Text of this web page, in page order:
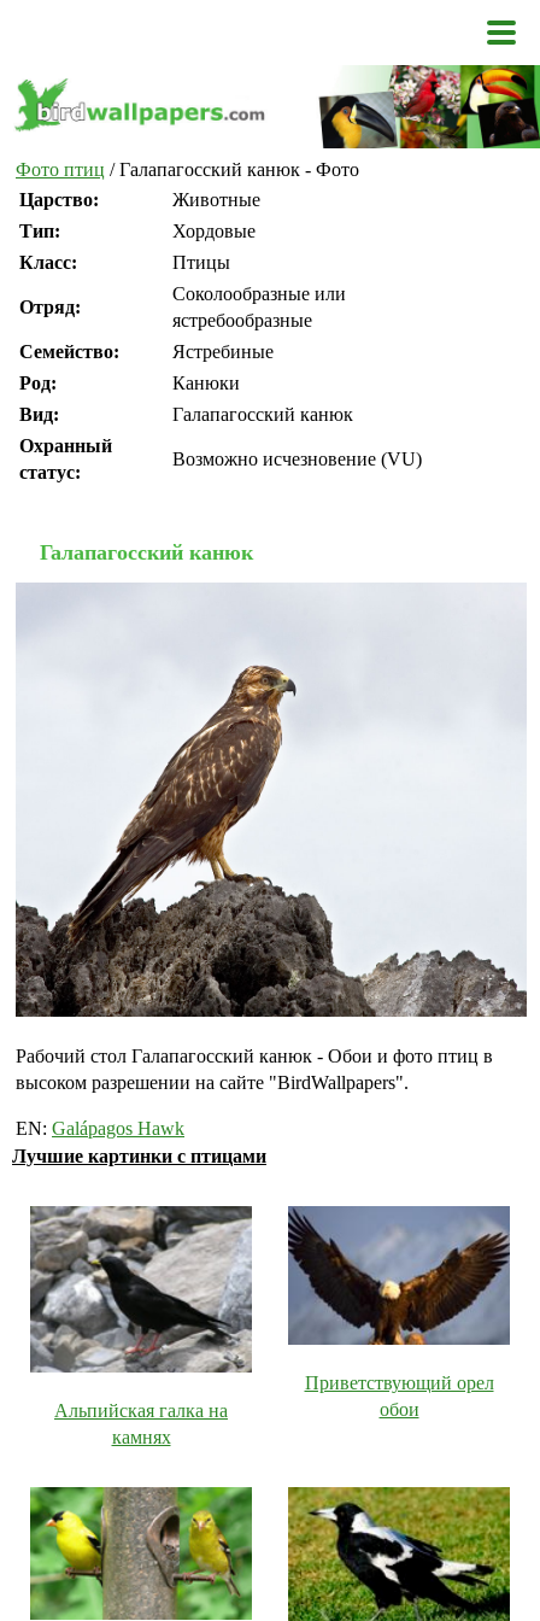
Фото птиц / Галапагосский канюк - Фото
Царство:
Животные
Тип:
Хордовые
Класс:
Птицы
Отряд:
Соколообразные или
ястребообразные
Семейство:
Ястребиные
Род:
Канюки
Вид:
Галапагосский канюк
Охранный
статус:
Возможно исчезновение (VU)
Галапагосский канюк
Рабочий стол Галапагосский канюк - Обои и фото птиц в
высоком разрешении на сайте "BirdWallpapers".
EN: Galápagos Hawk
Лучшие картинки с птицами
Альпийская галка на
камнях
Приветствующий орел
обои